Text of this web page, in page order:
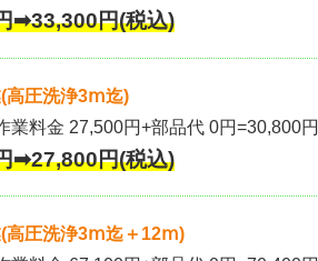
➡33,300円(税込)
高圧洗浄3ⅿ迄)
業料金 27,500円+部品代 0円=30,800円
➡27,800円(税込)
(高圧洗浄3ⅿ迄＋12ⅿ)